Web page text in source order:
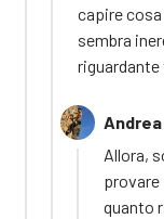
capire
sembra
Allora,
provare
quanto